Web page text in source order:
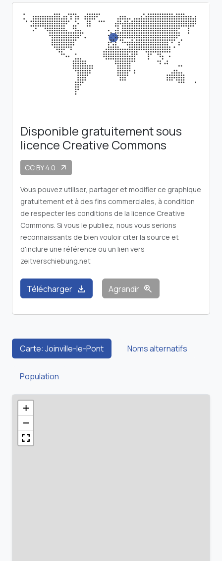
Disponible gratuitement sous
licence Creative Commons
CC BY 4.0 arrow_outward
Vous pouvez utiliser, partager et modifier ce graphique
gratuitement et à des fins commerciales, à condition
de respecter les conditions de la licence Creative
Commons. Si vous le publiez, nous vous serions
reconnaissants de bien vouloir citer la source et
d'inclure une référence ou un lien vers
zeitverschiebung.net
Télécharger download Agrandir zoom_in
Carte: Joinville-le-Pont Noms alternatifs
Population
+
−